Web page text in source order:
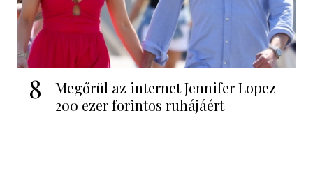
8
Megőrül az internet Jennifer Lopez
200 ezer forintos ruhájáért